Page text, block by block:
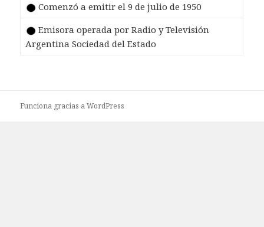
Comenzó a emitir el 9 de julio de 1950
Emisora operada por Radio y Televisión
Argentina Sociedad del Estado
Funciona gracias a WordPress